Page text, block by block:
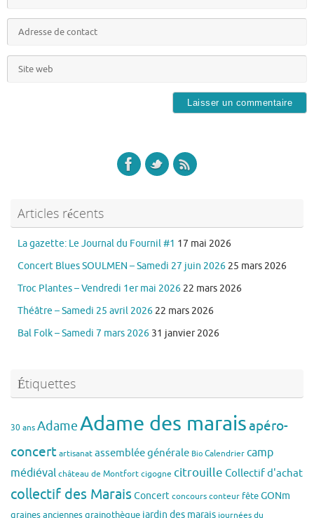
Articles récents
La gazette: Le Journal du Fournil #1 17 mai 2026
Concert Blues SOULMEN – Samedi 27 juin 2026 25 mars 2026
Troc Plantes – Vendredi 1er mai 2026 22 mars 2026
Théâtre – Samedi 25 avril 2026 22 mars 2026
Bal Folk – Samedi 7 mars 2026 31 janvier 2026
Étiquettes
30 ansAdameAdame des maraisapéro-
concertartisanatassemblée générale Bio Calendriercamp
médiévalchâteau de Montfortcigogne citrouille Collectif d'achat
collectif des Marais Concertconcoursconteur fêteGONm
graines anciennesgrainothèque jardin des marais journées du